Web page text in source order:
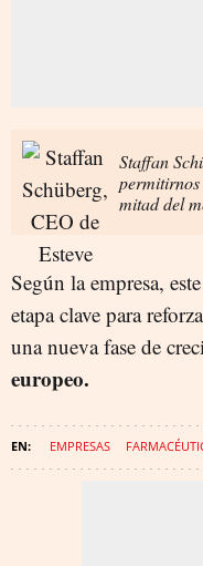
Staffan
mitad del
Según la empresa,
etapa clave para
una nueva fase de
europeo.
EMPRESAS